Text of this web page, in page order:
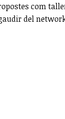
com
del